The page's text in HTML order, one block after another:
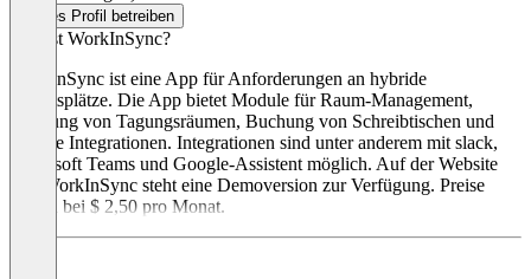
Dieses Profil betreiben
Was ist WorkInSync?
WorkInSync ist eine App für Anforderungen an hybride
Arbeitsplätze. Die App bietet Module für Raum-Management,
Buchung von Tagungsräumen, Buchung von Schreibtischen und
robuste Integrationen. Integrationen sind unter anderem mit slack,
Microsoft Teams und Google-Assistent möglich. Auf der Website
von WorkInSync steht eine Demoversion zur Verfügung. Preise
starten bei $ 2,50 pro Monat.